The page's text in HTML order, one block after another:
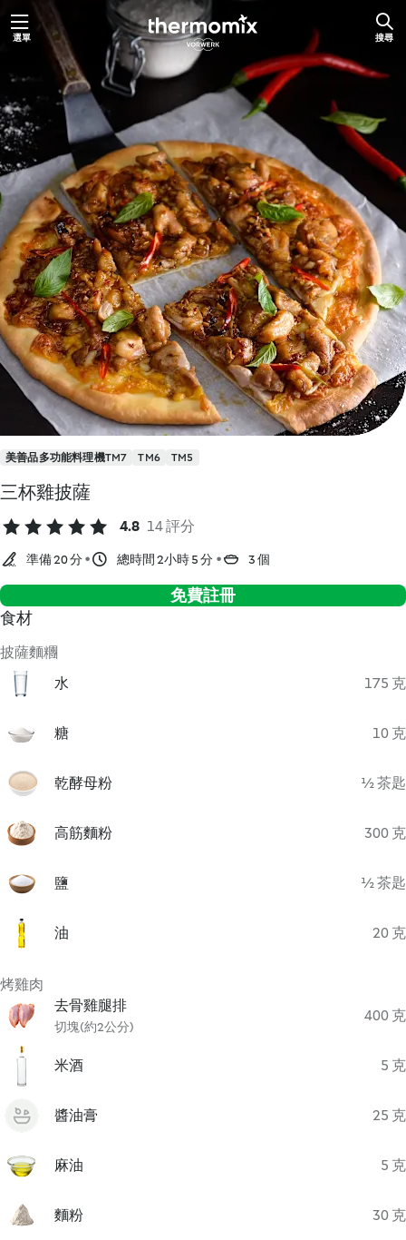
跳
要
內
容
選單 搜尋
美善品多功能料理機TM7 TM6 TM5
三杯雞披薩
4.8 14 評分
準備 20 分 總時間 2小時 5 分 3 個
免費註冊
食材
披薩麵糰
水
175 克
糖 10 克
乾酵母粉 ½ 茶匙
高筋麵粉 300 克
鹽 ½ 茶匙
油 20 克
烤雞肉
去骨雞腿排
切塊(約2公分)
400 克
米酒 5 克
醬油膏 25 克
麻油 5 克
麵粉 30 克